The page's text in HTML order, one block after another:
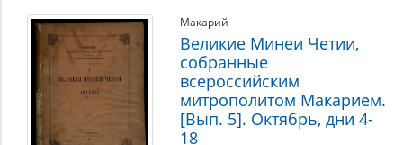
Макарий
Великие Минеи Четии,
собранные
всероссийским
митрополитом Макарием.
[Вып. 5]. Октябрь, дни 4-
18